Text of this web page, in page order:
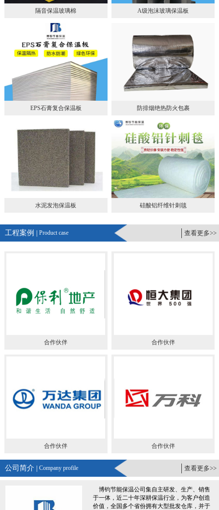
隔音保温玻璃棉 A级泡沫玻璃保温板
EPS石膏复合保温板 防排烟绝热防火包裹
水泥发泡保温板 硅酸铝纤维针刺毯
工程案例 | Product case 查看更多>>
合作伙伴 合作伙伴
合作伙伴 合作伙伴
公司简介 | Company profile 查看更多>>
博钧节能保温公司集自主研发、生产、销售
于一体，近二十年深耕保温行业，为客户创造
价值，全国多个省份拥有大型批发仓库，并于